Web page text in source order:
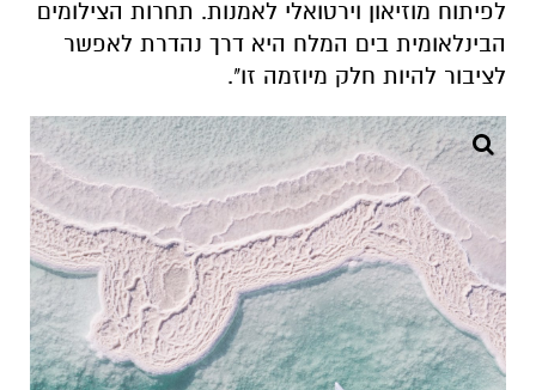
לפיתוח מוזיאון וירטואלי לאמנות. תחרות הצילומים
הבינלאומית בים המלח היא דרך נהדרת לאפשר
לציבור להיות חלק מיוזמה זו".